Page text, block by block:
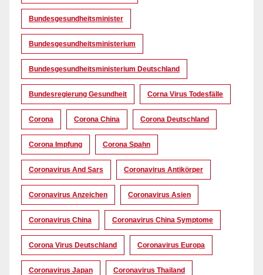
Bundesgesundheitsminister
Bundesgesundheitsministerium
Bundesgesundheitsministerium Deutschland
Bundesregierung Gesundheit Corna Virus Todesfälle
Corona Corona China Corona Deutschland
Corona Impfung Corona Spahn
Coronavirus And Sars Coronavirus Antikörper
Coronavirus Anzeichen Coronavirus Asien
Coronavirus China Coronavirus China Symptome
Corona Virus Deutschland Coronavirus Europa
Coronavirus Japan Coronavirus Thailand